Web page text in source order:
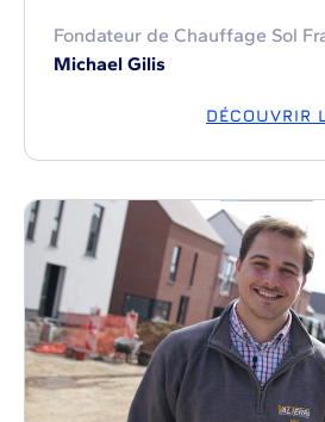
Fondateur de Chauffage Sol
Michael Gilis
DÉCOUVRIR